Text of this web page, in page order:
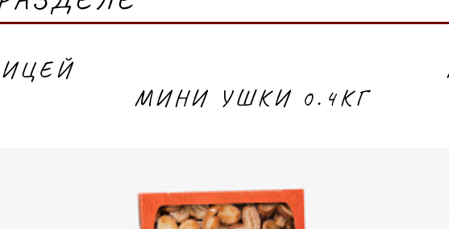
МИНИ УШКИ 0.4КГ